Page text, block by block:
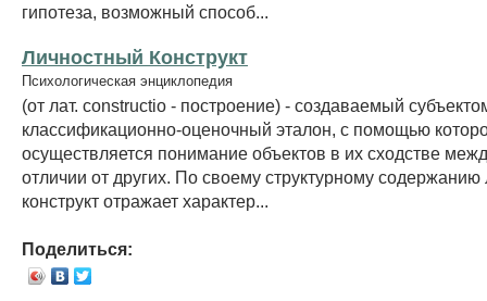
гипотеза, возможный способ...
Личностный Конструкт
Психологическая энциклопедия
(от лат. constructio - построение) - создаваемый
классификационно-оценочный эталон, с помощью
осуществляется понимание объектов в их сходстве
отличии от других. По своему структурному
конструкт отражает характер...
Поделиться: